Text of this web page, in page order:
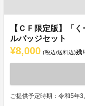
【ＣＦ限定版】「
ルバッジセット
¥8,000 (税込/送料込)残
ご提供予定時期：令和5年3